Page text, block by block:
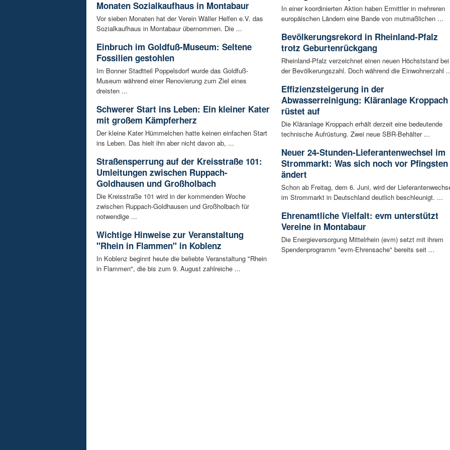
Monaten Sozialkaufhaus in Montabaur
Vor sieben Monaten hat der Verein Wäller Helfen e.V. das
Sozialkaufhaus in Montabaur übernommen. Die ...
Einbruch im Goldfuß-Museum: Seltene
Fossilien gestohlen
Im Bonner Stadtteil Poppelsdorf wurde das Goldfuß-
Museum während einer Renovierung zum Ziel eines
dreisten ...
Schwerer Start ins Leben: Ein kleiner Kater
mit großem Kämpferherz
Der kleine Kater Hümmelchen hatte keinen einfachen Start
ins Leben. Das hielt ihn aber nicht davon ab, ...
Straßensperrung auf der Kreisstraße 101:
Umleitungen zwischen Ruppach-
Goldhausen und Großholbach
Die Kreisstraße 101 wird in der kommenden Woche
zwischen Ruppach-Goldhausen und Großholbach für
notwendige ...
Wichtige Hinweise zur Veranstaltung
"Rhein in Flammen" in Koblenz
In Koblenz beginnt heute die beliebte Veranstaltung "Rhein
in Flammen", die bis zum 9. August zahlreiche ...
In einer koordinierten Aktion haben Ermittler in mehreren
europäischen Ländern eine Bande von mutmaßlichen ...
Bevölkerungsrekord in Rheinland-Pfalz
trotz Geburtenrückgang
Rheinland-Pfalz verzeichnet einen neuen Höchststand bei
der Bevölkerungszahl. Doch während die Einwohnerzahl
Effizienzsteigerung in der
Abwasserreinigung: Kläranlage Kroppach
rüstet auf
Die Kläranlage Kroppach erhält derzeit eine bedeutende
technische Aufrüstung. Zwei neue SBR-Behälter ...
Neuer 24-Stunden-Lieferantenwechsel im
Strommarkt: Was sich noch vor Pfingsten
ändert
Schon ab Freitag, dem 6. Juni, wird der
im Strommarkt in Deutschland deutlich beschleunigt. ...
Ehrenamtliche Vielfalt: evm unterstützt
Vereine in Montabaur
Die Energieversorgung Mittelrhein (evm) setzt mit ihrem
Spendenprogramm "evm-Ehrensache" bereits seit ...